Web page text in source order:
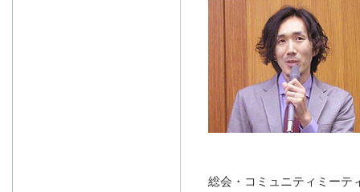
総会・コミュニティミーテ